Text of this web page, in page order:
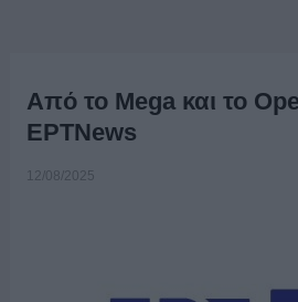
Από το Mega και το
ΕΡΤNews
12/08/2025